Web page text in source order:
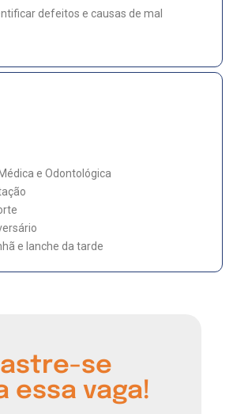
defeitos e causas de mal
e Odontológica
e lanche da tarde
se
essa vaga!